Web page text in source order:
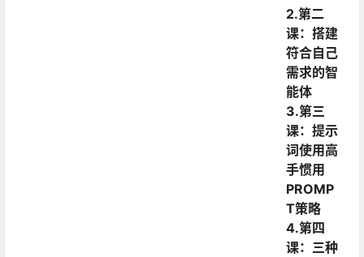
2.第二
课：搭建
符合自己
需求的智
能体
3.第三
课：提示
词使用高
手惯用
PROMP
T策略
4.第四
课：三种